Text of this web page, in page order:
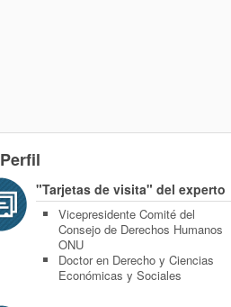
Perfil
"Tarjetas de visita" del experto
Vicepresidente Comité del
Consejo de Derechos Humanos
ONU
Doctor en Derecho y Ciencias
Económicas y Sociales